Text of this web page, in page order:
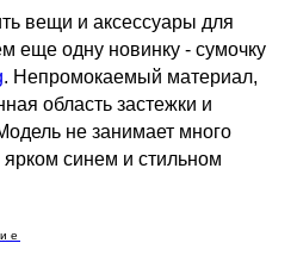
вещи и аксессуары для
еще одну новинку - сумочку
. Непромокаемый материал,
область застежки и
не занимает много
синем и стильном